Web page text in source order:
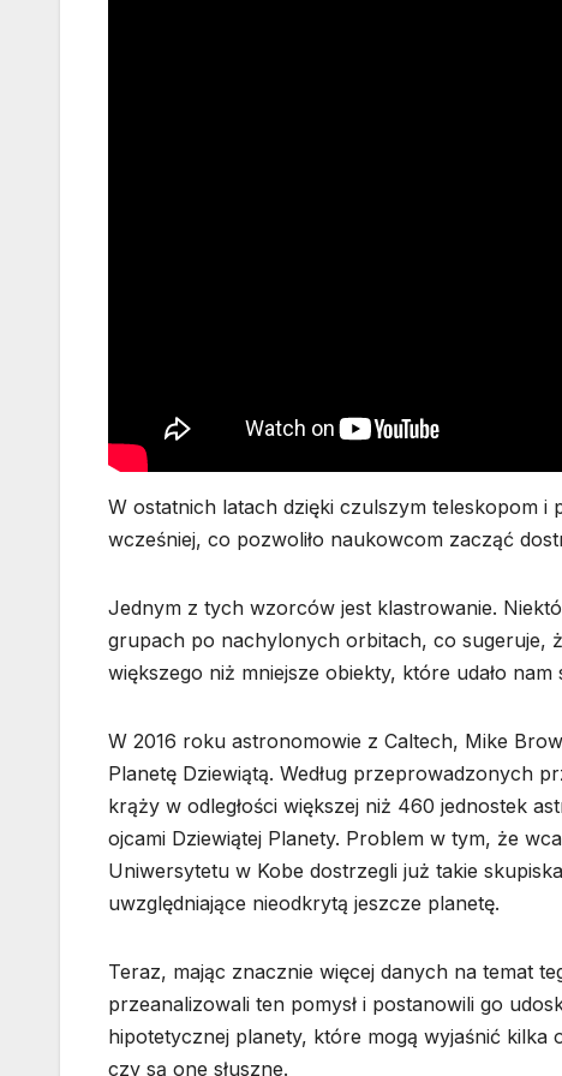
W ostatnich latach dzięki czulszym teleskopom i
wcześniej, co pozwoliło naukowcom zacząć
Jednym z tych wzorców jest klastrowanie.
grupach po nachylonych orbitach, co sugeruje,
większego niż mniejsze obiekty, które udało
W 2016 roku astronomowie z Caltech, Mike
Planetę Dziewiątą. Według przeprowadzonych
krąży w odległości większej niż 460 jednostek
ojcami Dziewiątej Planety. Problem w tym, że
Uniwersytetu w Kobe dostrzegli już takie
uwzględniające nieodkrytą jeszcze planetę.
Teraz, mając znacznie więcej danych na temat
przeanalizowali ten pomysł i postanowili go
hipotetycznej planety, które mogą wyjaśnić kilka
czy są one słuszne.